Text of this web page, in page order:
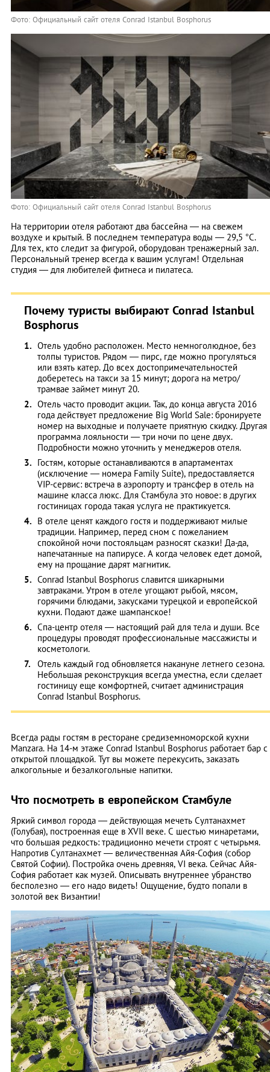
Фото: Официальный сайт отеля Conrad Istanbul Bosphorus
Фото: Официальный сайт отеля Conrad Istanbul Bosphorus
На территории отеля работают два бассейна — на свежем
воздухе и крытый. В последнем температура воды — 29,5 °С.
Для тех, кто следит за фигурой, оборудован тренажерный зал.
Персональный тренер всегда к вашим услугам! Отдельная
студия — для любителей фитнеса и пилатеса.
Почему туристы выбирают Conrad Istanbul
Bosphorus
Отель удобно расположен. Место немноголюдное, без
толпы туристов. Рядом — пирс, где можно прогуляться
или взять катер. До всех достопримечательностей
доберетесь на такси за 15 минут; дорога на метро/
трамвае займет минут 20.
Отель часто проводит акции. Так, до конца августа 2016
года действует предложение Big World Sale: бронируете
номер на выходные и получаете приятную скидку. Другая
программа лояльности — три ночи по цене двух.
Подробности можно уточнить у менеджеров отеля.
Гостям, которые останавливаются в апартаментах
(исключение — номера Family Suite), предоставляется
VIP-сервис: встреча в аэропорту и трансфер в отель на
машине класса люкс. Для Стамбула это новое: в других
гостиницах города такая услуга не практикуется.
В отеле ценят каждого гостя и поддерживают милые
традиции. Например, перед сном с пожеланием
спокойной ночи постояльцам разносят сказки! Да-да,
напечатанные на папирусе. А когда человек едет домой,
ему на прощание дарят магнитик.
Conrad Istanbul Bosphorus славится шикарными
завтраками. Утром в отеле угощают рыбой, мясом,
горячими блюдами, закусками турецкой и европейской
кухни. Подают даже шампанское!
Спа-центр отеля — настоящий рай для тела и души. Все
процедуры проводят профессиональные массажисты и
косметологи.
Отель каждый год обновляется накануне летнего сезона.
Небольшая реконструкция всегда уместна, если сделает
гостиницу еще комфортней, считает администрация
Conrad Istanbul Bosphorus.
Всегда рады гостям в ресторане средиземноморской кухни
Manzara. На 14-м этаже Conrad Istanbul Bosphorus работает бар с
открытой площадкой. Тут вы можете перекусить, заказать
алкогольные и безалкогольные напитки.
Что посмотреть в европейском Стамбуле
Яркий символ города — действующая мечеть Султанахмет
(Голубая), построенная еще в XVII веке. С шестью минаретами,
что большая редкость: традиционно мечети строят с четырьмя.
Напротив Султанахмет — величественная Айя-София (собор
Святой Софии). Постройка очень древняя, VI века. Сейчас Айя-
София работает как музей. Описывать внутреннее убранство
бесполезно — его надо видеть! Ощущение, будто попали в
золотой век Византии!